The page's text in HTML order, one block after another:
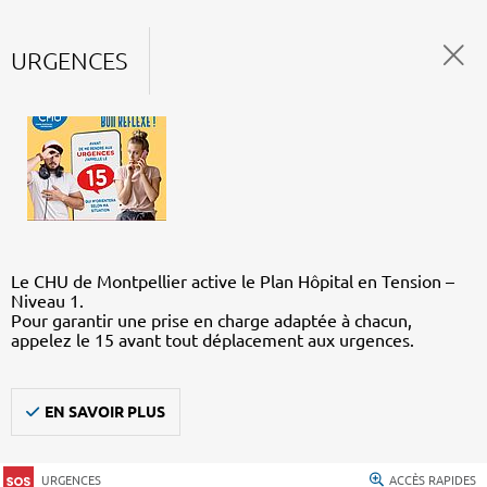
URGENCES
Le CHU de Montpellier active le Plan Hôpital en Tension –
Niveau 1.
Pour garantir une prise en charge adaptée à chacun,
appelez le 15 avant tout déplacement aux urgences.
EN SAVOIR PLUS
URGENCES ACCÈS RAPIDES